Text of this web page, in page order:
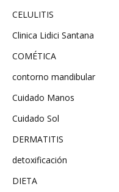
CELULITIS
Clinica Lidici Santana
COMÉTICA
contorno mandibular
Cuidado Manos
Cuidado Sol
DERMATITIS
detoxificación
DIETA